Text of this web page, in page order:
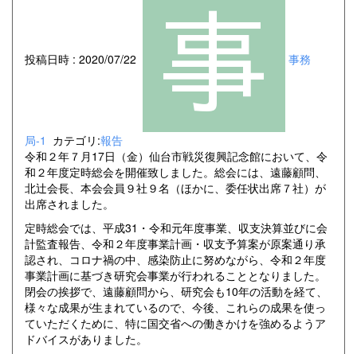
投稿日時 : 2020/07/22 事務
局-1 カテゴリ:報告
令和２年７月17日（金）仙台市戦災復興記念館において、令
和２年度定時総会を開催致しました。総会には、遠藤顧問、
北辻会長、本会会員９社９名（ほかに、委任状出席７社）が
出席されました。
定時総会では、平成31・令和元年度事業、収支決算並びに会
計監査報告、令和２年度事業計画・収支予算案が原案通り承
認され、コロナ禍の中、感染防止に努めながら、令和２年度
事業計画に基づき研究会事業が行われることとなりました。
閉会の挨拶で、遠藤顧問から、研究会も10年の活動を経て、
様々な成果が生まれているので、今後、これらの成果を使っ
ていただくために、特に国交省への働きかけを強めるようア
ドバイスがありました。